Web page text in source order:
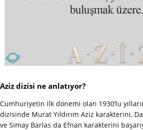
Aziz dizisi ne anlatıyor?
Cumhuriyetin ilk dönemi olan 1930’lu
dizisinde Murat Yıldırım Aziz karakterini,
ve Simay Barlas da Efnan karakterini